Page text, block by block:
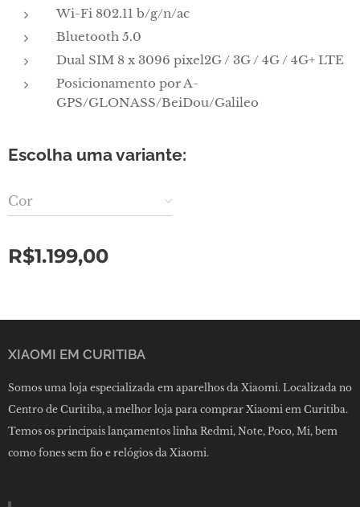
Wi-Fi 802.11 b/g/n/ac
Bluetooth 5.0
Dual SIM 8 x 3096 pixel2G / 3G / 4G / 4G+ LTE
Posicionamento por A-
GPS/GLONASS/BeiDou/Galileo
Escolha uma variante:
Cor
R$1.199,00
XIAOMI EM CURITIBA
Somos uma loja especializada em aparelhos da Xiaomi. Localizada no
Centro de Curitiba, a melhor loja para comprar Xiaomi em Curitiba.
Temos os principais lançamentos linha Redmi, Note, Poco, Mi, bem
como fones sem fio e relógios da Xiaomi.